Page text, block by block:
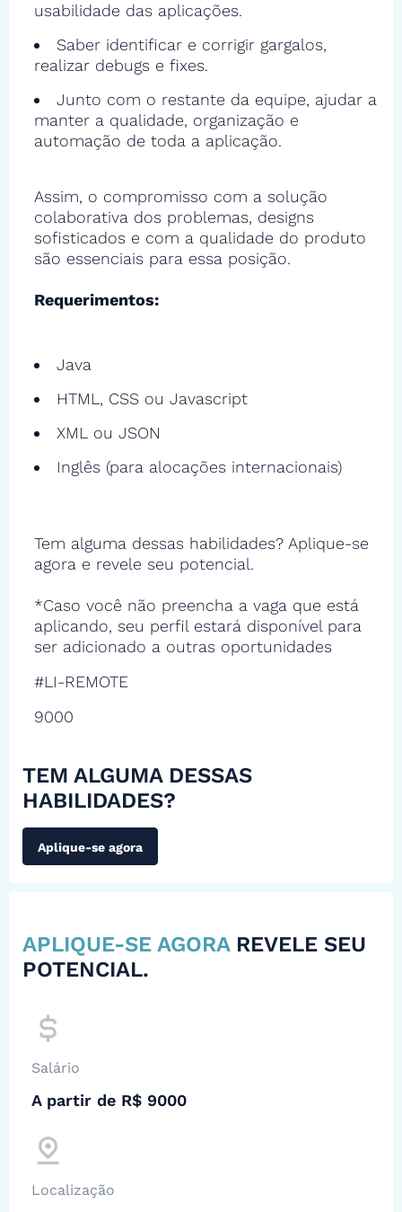
usabilidade das aplicações.
Saber identificar e corrigir gargalos,
realizar debugs e fixes.
Junto com o restante da equipe, ajudar a
manter a qualidade, organização e
automação de toda a aplicação.
Assim, o compromisso com a solução
colaborativa dos problemas, designs
sofisticados e com a qualidade do produto
são essenciais para essa posição.
Requerimentos:
Java
HTML, CSS ou Javascript
XML ou JSON
Inglês (para alocações internacionais)
Tem alguma dessas habilidades? Aplique-se
agora e revele seu potencial.
*Caso você não preencha a vaga que está
aplicando, seu perfil estará disponível para
ser adicionado a outras oportunidades
#LI-REMOTE
9000
TEM ALGUMA DESSAS
HABILIDADES?
Aplique-se agora
APLIQUE-SE AGORA REVELE SEU
POTENCIAL.
Salário
A partir de R$ 9000
Localização